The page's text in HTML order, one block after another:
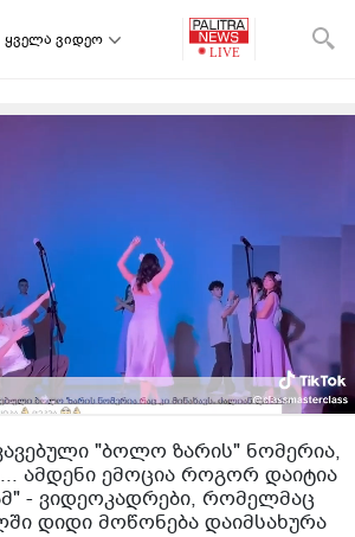
ყველა ვიდეო
"ბოლო ზარის" ნომერია,
ამდენი ემოცია როგორ დაიტია
- ვიდეოკადრები, რომელმაც
დიდი მოწონება დაიმსახურა